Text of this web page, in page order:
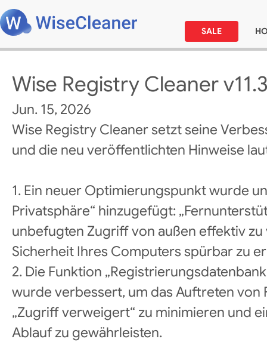
SALE
Wise Registry Cleaner
Jun. 15, 2026
Wise Registry Cleaner setzt seine
und die neu veröffentlichten Hinweise
1. Ein neuer Optimierungspunkt wurde
Privatsphäre“ hinzugefügt:
unbefugten Zugriff von außen effektiv
Sicherheit Ihres Computers spürbar zu
2. Die Funktion
wurde verbessert, um das Auftreten von
„Zugriff verweigert“ zu minimieren und
Ablauf zu gewährleisten.